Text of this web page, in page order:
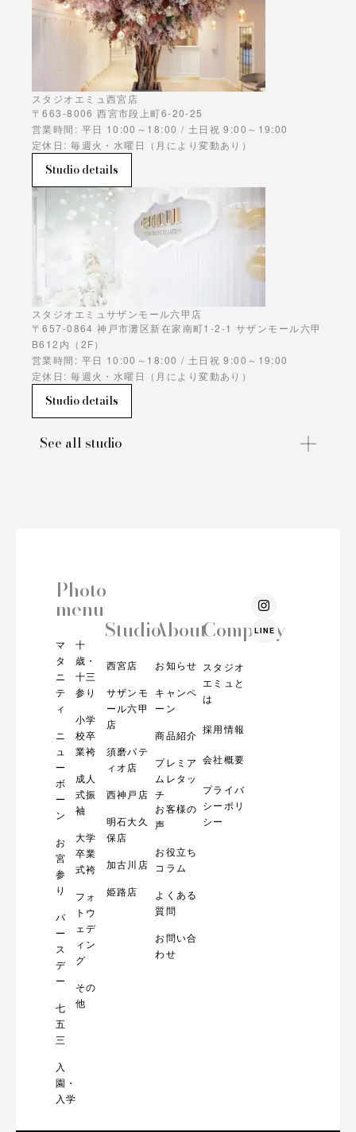
スタジオエミュ西宮店
〒663-8006 西宮市段上町6-20-25
営業時間: 平日 10:00～18:00 / 土日祝 9:00～19:00
定休日: 毎週火・水曜日（月により変動あり）
Studio details
スタジオエミュサザンモール六甲店
〒657-0864 神戸市灘区新在家南町1-2-1 サザンモール六甲
B612内（2F）
営業時間: 平日 10:00～18:00 / 土日祝 9:00～19:00
定休日: 毎週火・水曜日（月により変動あり）
Studio details
See all studio
Photo
menu
マ
タ
ニ
テ
ィ
ニ
ュ
ー
ボ
ー
ン
お
宮
参
り
バ
ー
ス
デ
ー
七
五
三
入
園・
入学
十
歳・
十三
参り
小学
校卒
業袴
成人
式振
袖
大学
卒業
式袴
フォ
トウ
ェデ
ィン
グ
その
他
Studio
西宮店
サザンモ
ール六甲
店
須磨パテ
ィオ店
西神戸店
明石大久
保店
加古川店
姫路店
About
お知らせ
キャンペ
ーン
商品紹介
プレミア
ムレタッ
チ
お客様の
声
お役立ち
コラム
よくある
質問
お問い合
わせ
Company
スタジオ
エミュと
は
採用情報
会社概要
プライバ
シーポリ
シー
I
n
s
t
LINE